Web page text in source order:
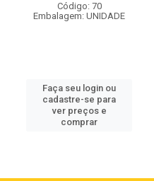
Código: 70
Embalagem: UNIDADE
Faça seu login ou
cadastre-se para
ver preços e
comprar